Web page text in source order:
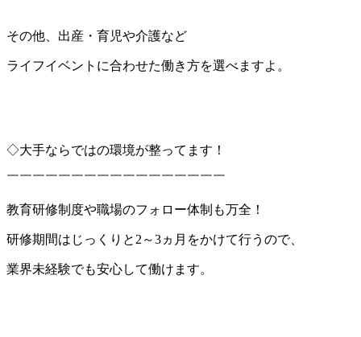
その他、出産・育児や介護など
ライフイベントに合わせた働き方を選べますよ。
◇大手ならではの環境が整ってます！
￣￣￣￣￣￣￣￣￣￣￣￣￣￣￣￣￣
教育研修制度や職場のフォロー体制も万全！
研修期間はじっくりと2～3ヵ月をかけて行うので、
業界未経験でも安心して働けます。